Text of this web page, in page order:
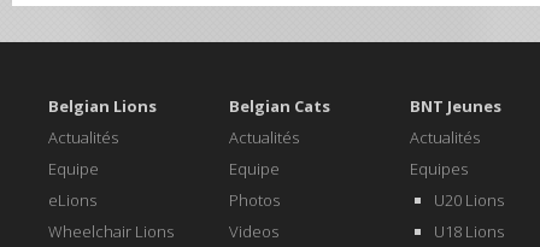
Belgian Lions
Actualités
Equipe
eLions
Wheelchair Lions
Belgian Cats
Actualités
Equipe
Photos
Videos
BNT Jeunes
Actualités
Equipes
U20 Lions
U18 Lions